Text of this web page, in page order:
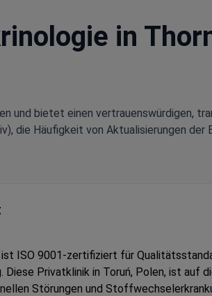
in
und bietet einen vertrauenswürdigen,
die Häufigkeit von Aktualisierungen der
ISO 9001-zertifiziert für
Diese Privatklinik in Toruń, Polen, ist auf
Störungen und